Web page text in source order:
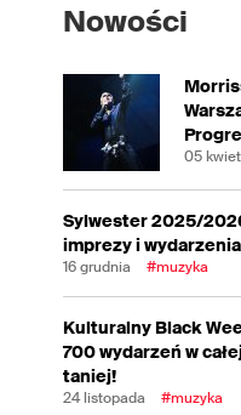
Nowości
05
Sylwester 2025/
imprezy i wydarzenia
16 grudnia #muzyka
Kulturalny Black
700 wydarzeń w
taniej!
24 listopada #muzyka